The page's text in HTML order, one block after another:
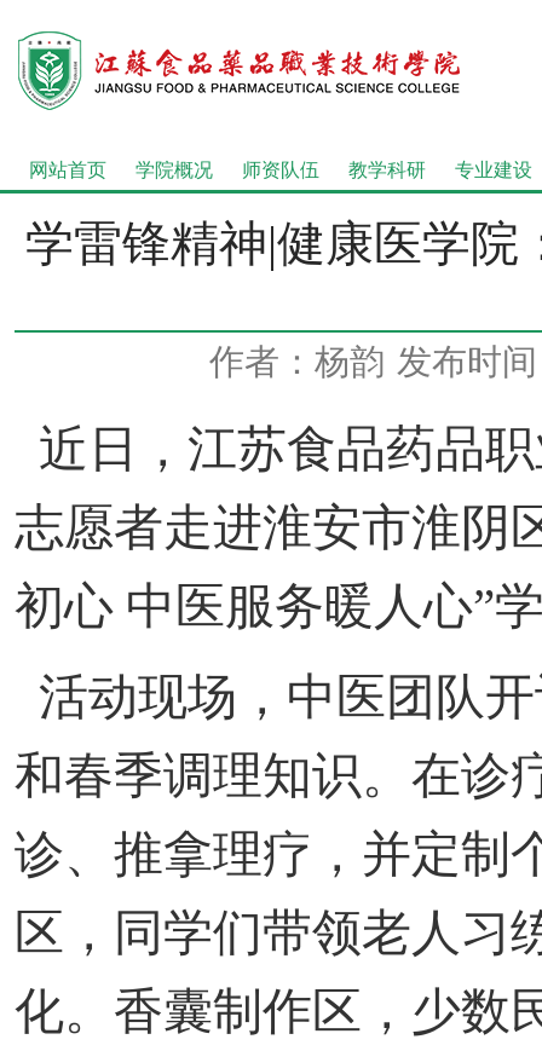
网站首页 学院概况 师资队伍 教学科研 专业建设
学雷锋精神|健康医学
作者：杨韵 发布时
近日，江苏食品药品
志愿者走进淮安市淮阴
初心 中医服务暖人心”
活动现场，中医团队
和春季调理知识。在诊
诊、推拿理疗，并定制
区，同学们带领老人习
化。香囊制作区，少数